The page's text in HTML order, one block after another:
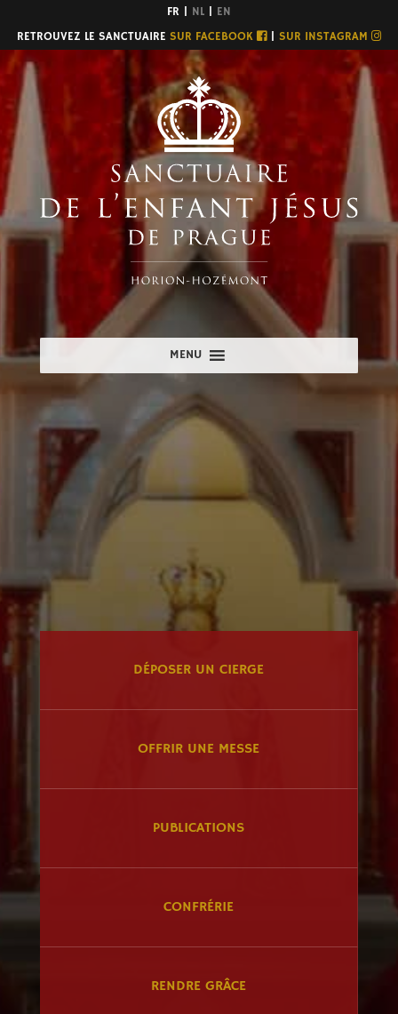
FR | NL
EN
RETROUVEZ LE SANCTUAIRE SUR FACEBOOK | SUR INSTAGRAM
MENU
DÉPOSER UN CIERGE
OFFRIR UNE MESSE
PUBLICATIONS
CONFRÉRIE
RENDRE GRÂCE